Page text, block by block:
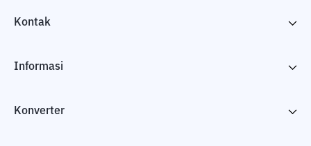
Kontak
Informasi
Konverter